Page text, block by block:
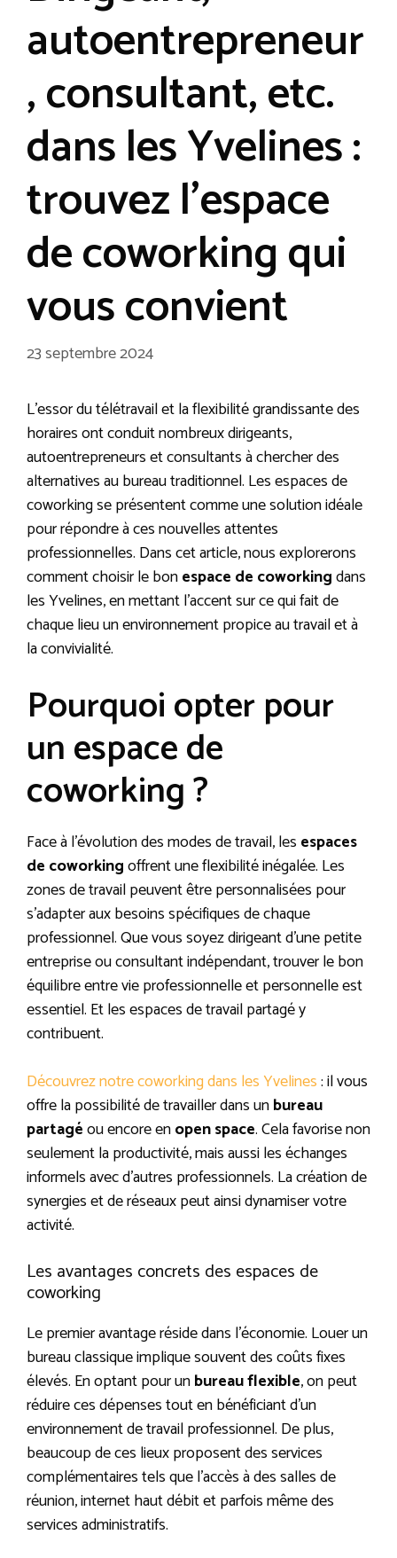
autoentrepreneur
, consultant, etc.
dans les Yvelines :
trouvez l’espace
de coworking qui
vous convient
23 septembre 2024
L’essor du télétravail et la flexibilité grandissante des
horaires ont conduit nombreux dirigeants,
autoentrepreneurs et consultants à chercher des
alternatives au bureau traditionnel. Les espaces de
coworking se présentent comme une solution idéale
pour répondre à ces nouvelles attentes
professionnelles. Dans cet article, nous explorerons
comment choisir le bonespace de coworkingdans
les Yvelines, en mettant l’accent sur ce qui fait de
chaque lieu un environnement propice au travail et à
la convivialité.
Pourquoi opter pour
un espace de
coworking ?
Face à l’évolution des modes de travail, les espaces
de coworkingoffrent une flexibilité inégalée. Les
zones de travail peuvent être personnalisées pour
s’adapter aux besoins spécifiques de chaque
professionnel. Que vous soyez dirigeant d’une petite
entreprise ou consultant indépendant, trouver le bon
équilibre entre vie professionnelle et personnelle est
essentiel. Et les espaces de travail partagé y
contribuent.
Découvrez notre coworking dans les Yvelines: il vous
offre la possibilité de travailler dans unbureau
partagéou encore enopen space. Cela favorise non
seulement la productivité, mais aussi les échanges
informels avec d’autres professionnels. La création de
synergies et de réseaux peut ainsi dynamiser votre
activité.
Les avantages concrets des espaces de
coworking
Le premier avantage réside dans l’économie. Louer un
bureau classique implique souvent des coûts fixes
élevés. En optant pour unbureau flexible, on peut
réduire ces dépenses tout en bénéficiant d’un
environnement de travail professionnel. De plus,
beaucoup de ces lieux proposent des services
complémentaires tels que l’accès à des salles de
réunion, internet haut débit et parfois même des
services administratifs.